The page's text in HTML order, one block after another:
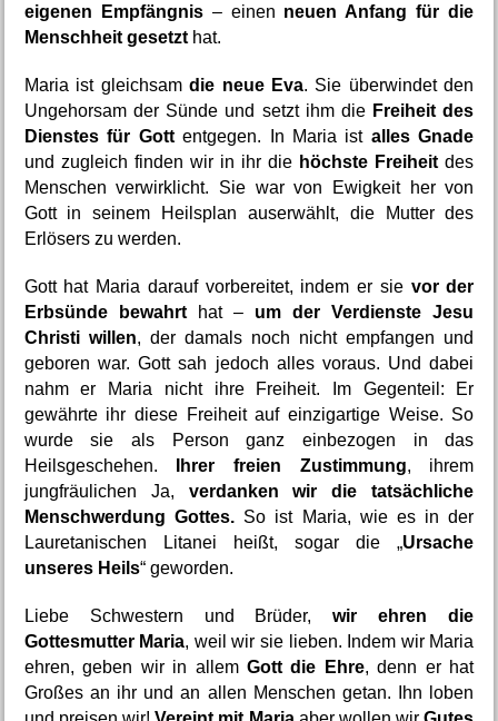
eigenen Empfängnis – einen neuen Anfang für die
Menschheit gesetzt hat.
Maria ist gleichsam die neue Eva. Sie überwindet den
Ungehorsam der Sünde und setzt ihm die Freiheit des
Dienstes für Gott entgegen. In Maria ist alles Gnade
und zugleich finden wir in ihr die höchste Freiheit des
Menschen verwirklicht. Sie war von Ewigkeit her von
Gott in seinem Heilsplan auserwählt, die Mutter des
Erlösers zu werden.
Gott hat Maria darauf vorbereitet, indem er sie vor der
Erbsünde bewahrt hat – um der Verdienste Jesu
Christi willen, der damals noch nicht empfangen und
geboren war. Gott sah jedoch alles voraus. Und dabei
nahm er Maria nicht ihre Freiheit. Im Gegenteil: Er
gewährte ihr diese Freiheit auf einzigartige Weise. So
wurde sie als Person ganz einbezogen in das
Heilsgeschehen.
Ihrer freien Zustimmung, ihrem
jungfräulichen Ja, verdanken wir die tatsächliche
Menschwerdung Gottes. So ist Maria, wie es in der
Lauretanischen Litanei heißt, sogar die „Ursache
unseres Heils“ geworden.
Liebe Schwestern und Brüder, wir ehren die
Gottesmutter Maria, weil wir sie lieben. Indem wir Maria
ehren, geben wir in allem Gott die Ehre, denn er hat
Großes an ihr und an allen Menschen getan. Ihn loben